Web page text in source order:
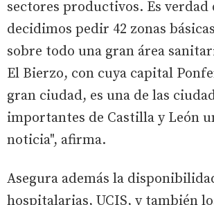
sectores productivos. Es verdad
decidimos pedir 42 zonas
sobre todo una gran área
El Bierzo, con cuya capital
gran ciudad, es una de las
importantes de Castilla y León
noticia", afirma.
Asegura además la
hospitalarias, UCIS, y también